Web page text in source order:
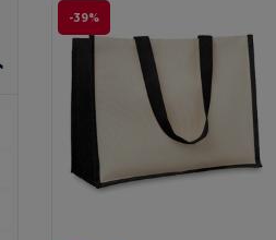
-39%